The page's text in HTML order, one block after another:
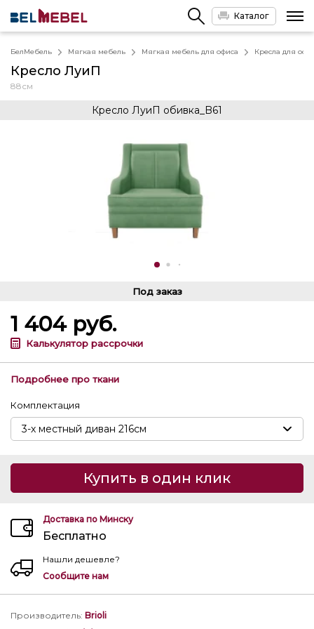
Каталог
БелМебель Мягкая мебель Мягкая мебель для офиса Кресла для
Кресло ЛуиП
88см
Кресло ЛуиП обивка_B61
Под заказ
1 404 руб.
Калькулятор рассрочки
Подробнее про ткани
Комплектация
Купить в один клик
Доставка по Минску
Бесплатно
Нашли дешевле?
Сообщите нам
Производитель: Brioli